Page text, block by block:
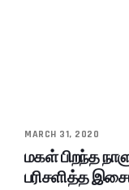
MARCH 31, 2020
மகள் பிறந்த
பரிசளித்த